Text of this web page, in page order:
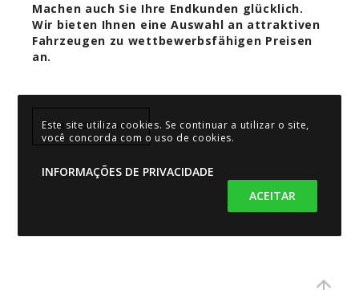
Machen auch Sie Ihre Endkunden glücklich.
Wir bieten Ihnen eine Auswahl an attraktiven
Fahrzeugen zu wettbewerbsfähigen Preisen
an.
FAHRZEUGE ANZEIGEN
Este site utiliza cookies. Se continuar a utilizar o site,
você concorda com o uso de cookies.
INFORMAÇÕES DE PRIVACIDADE
ACEITAR